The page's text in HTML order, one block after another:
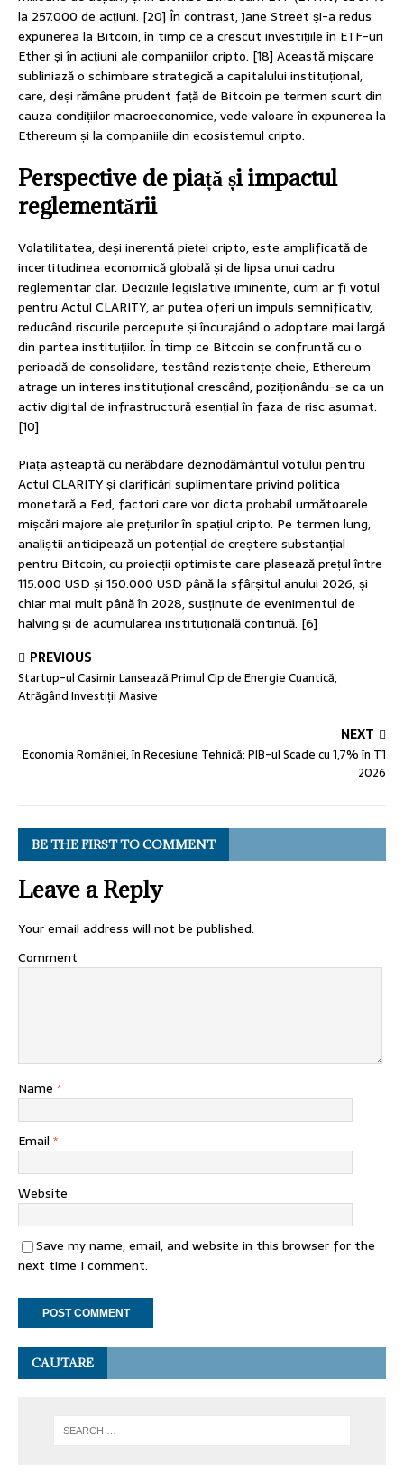
la 257.000 de acțiuni. [20] În contrast, Jane Street și-a redus
expunerea la Bitcoin, în timp ce a crescut investițiile în ETF-uri
Ether și în acțiuni ale companiilor cripto. [18] Această mișcare
subliniază o schimbare strategică a capitalului instituțional,
care, deși rămâne prudent față de Bitcoin pe termen scurt din
cauza condițiilor macroeconomice, vede valoare în expunerea la
Ethereum și la companiile din ecosistemul cripto.
Perspective de piață și impactul
reglementării
Volatilitatea, deși inerentă pieței cripto, este amplificată de
incertitudinea economică globală și de lipsa unui cadru
reglementar clar. Deciziile legislative iminente, cum ar fi votul
pentru Actul CLARITY, ar putea oferi un impuls semnificativ,
reducând riscurile percepute și încurajând o adoptare mai largă
din partea instituțiilor. În timp ce Bitcoin se confruntă cu o
perioadă de consolidare, testând rezistențe cheie, Ethereum
atrage un interes instituțional crescând, poziționându-se ca un
activ digital de infrastructură esențial în faza de risc asumat.
[10]
Piața așteaptă cu nerăbdare deznodământul votului pentru
Actul CLARITY și clarificări suplimentare privind politica
monetară a Fed, factori care vor dicta probabil următoarele
mișcări majore ale prețurilor în spațiul cripto. Pe termen lung,
analiștii anticipează un potențial de creștere substanțial
pentru Bitcoin, cu proiecții optimiste care plasează prețul între
115.000 USD și 150.000 USD până la sfârșitul anului 2026, și
chiar mai mult până în 2028, susținute de evenimentul de
halving și de acumularea instituțională continuă. [6]
PREVIOUS
Startup-ul Casimir Lansează Primul Cip de Energie Cuantică,
Atrăgând Investiții Masive
NEXT
Economia României, în Recesiune Tehnică: PIB-ul Scade cu 1,7% în T1
2026
BE THE FIRST TO COMMENT
Leave a Reply
Your email address will not be published.
Comment
Name *
Email *
Website
Save my name, email, and website in this browser for the
next time I comment.
CAUTARE